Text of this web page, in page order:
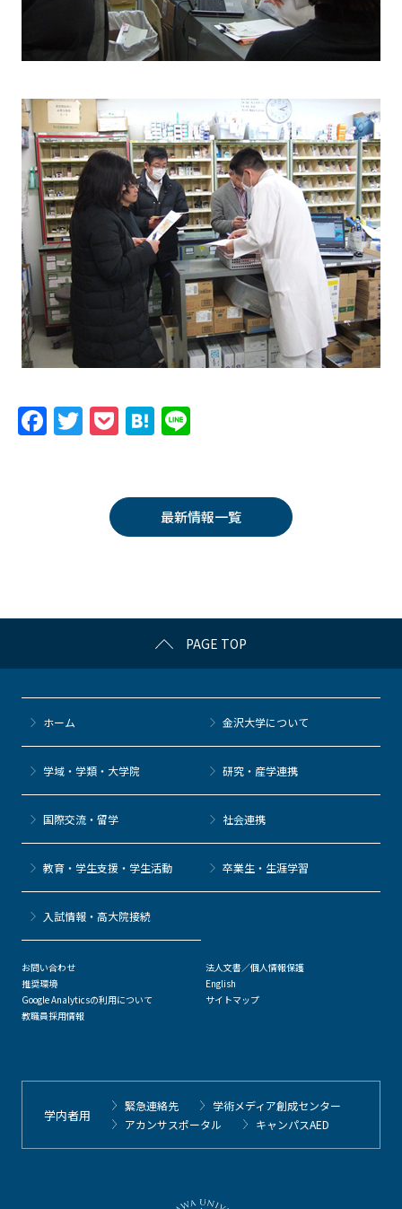
F
k
T
er
P
k
et
H
n
a
最新情報一覧
PAGE TOP
ホーム 金沢大学について
学域・学類・大学院 研究・産学連携
国際交流・留学 社会連携
教育・学生支援・学生活動 卒業生・生涯学習
⼊試情報・高大院接続
お問い合わせ
推奨環境
Google Analyticsの利用について
教職員採用情報
法人文書／個人情報保護
English
サイトマップ
学内者用
緊急連絡先
学術メディア創成センター
アカンサスポータル
キャンパスAED